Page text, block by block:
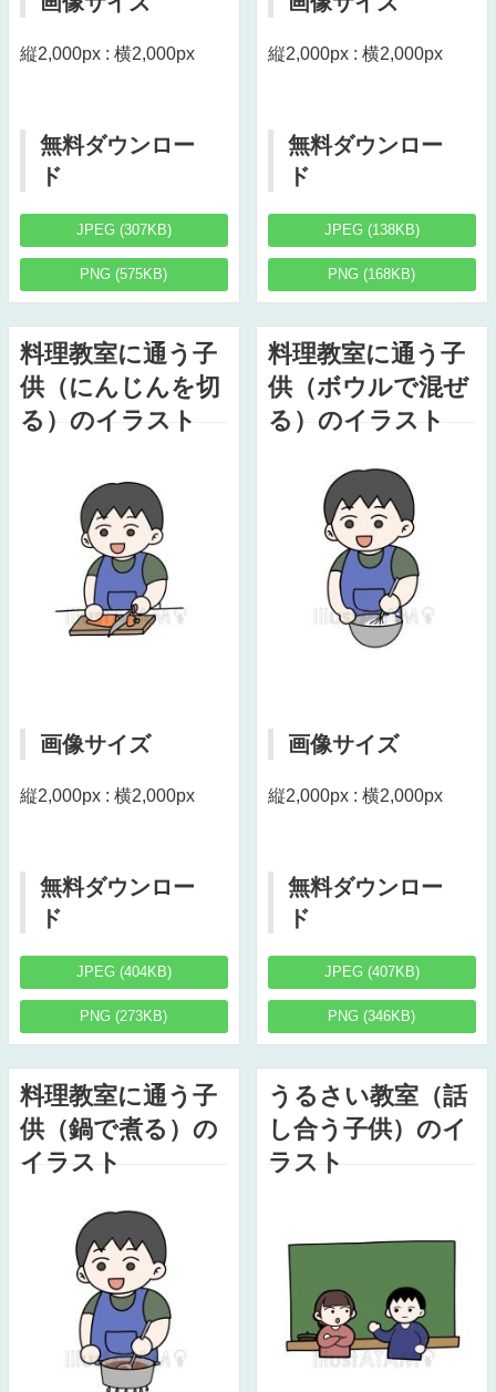
縦2,000px : 横2,000px
無料ダウンロー
ド
JPEG (307KB)
PNG (575KB)
縦2,000px : 横2,000px
無料ダウンロー
ド
JPEG (138KB)
PNG (168KB)
料理教室に通う子
供（にんじんを切
る）のイラスト
画像サイズ
縦2,000px : 横2,000px
無料ダウンロー
ド
JPEG (404KB)
PNG (273KB)
料理教室に通う子
供（ボウルで混ぜ
る）のイラスト
画像サイズ
縦2,000px : 横2,000px
無料ダウンロー
ド
JPEG (407KB)
PNG (346KB)
料理教室に通う子
供（鍋で煮る）の
イラスト
うるさい教室（話
し合う子供）のイ
ラスト